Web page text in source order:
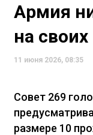
Армия
на
11 июня 2026, 08:35
Совет 269
размере 10